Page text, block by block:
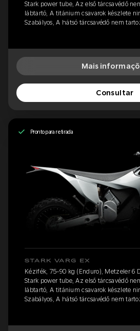
Stark power tube, Az első tárcsavédő
lábtartó, A titánium csavarok készlete
Szabályos, A hátsó tárcsavédő nem
Mais
Consultar
Pronto para retirada
STARK VARG EX
Kézifék, 75-90 kg (Enduro), Metzeler 6
Stark power tube, Az első tárcsavédő
lábtartó, A titánium csavarok készlete
Szabályos, A hátsó tárcsavédő nem